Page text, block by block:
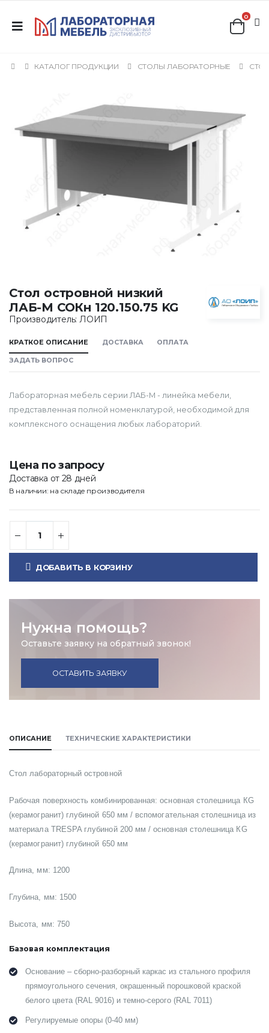
0
КАТАЛОГ ПРОДУКЦИИ СТОЛЫ ЛАБОРАТОРНЫЕ
Стол островной низкий
ЛАБ-М СОКн 120.150.75 KG
Производитель: ЛОИП
КРАТКОЕ ОПИСАНИЕ ДОСТАВКА ОПЛАТА
ЗАДАТЬ ВОПРОС
Лабораторная мебель серии ЛАБ-М - линейка мебели,
представленная полной номенклатурой, необходимой для
комплексного оснащения любых лабораторий.
Цена по запросу
Доставка от 28 дней
В наличии: на складе производителя
ДОБАВИТЬ В КОРЗИНУ
Нужна помощь?
Оставьте заявку на обратный звонок!
ОСТАВИТЬ ЗАЯВКУ
ОПИСАНИЕ ТЕХНИЧЕСКИЕ ХАРАКТЕРИСТИКИ
Стол лабораторный островной
Рабочая поверхность комбинированная: основная столешница КG
(керамогранит)глубиной 650 мм / вспомогательная столешница из
материала TRESPA глубиной 200 мм / основная столешница КG
(керамогранит)глубиной 650 мм
Длина, мм: 1200
Глубина, мм: 1500
Высота, мм: 750
Базовая комплектация
Основание – сборно-разборный каркас из стального профиля
прямоугольного сечения, окрашенный порошковой краской
белого цвета (RAL 9016) и темно-серого (RAL 7011)
Регулируемые опоры (0-40 мм)